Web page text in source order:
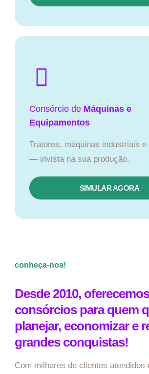
Consórcio de Máquinas e
Equipamentos
Tratores, máquinas industriais
— invista na sua produção.
SIMULAR AGORA
conheça-nos!
Desde 2010, oferecemos
consórcios para quem
planejar, economizar e
grandes conquistas!
Com milhares de clientes atendidos